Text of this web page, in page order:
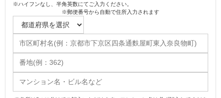
※ハイフンなし、半角英数にてご入力ください。
※郵便番号から自動で住所入力されます